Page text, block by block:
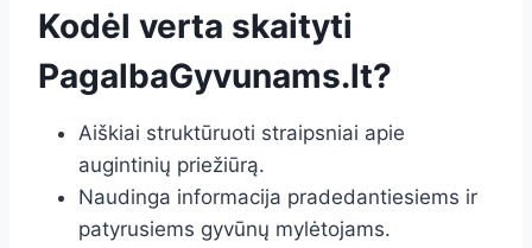
Kodėl verta skaityti
PagalbaGyvunams.lt?
Aiškiai struktūruoti straipsniai apie
augintinių priežiūrą.
Naudinga informacija pradedantiesiems ir
patyrusiems gyvūnų mylėtojams.